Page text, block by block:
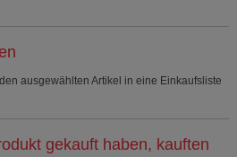
ausgewählten Artikel in eine Einkaufsliste
gekauft haben, kauften